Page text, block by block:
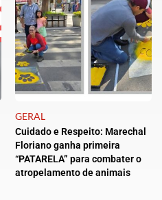
GERAL
Cuidado e Respeito: Marechal
Floriano ganha primeira
“PATARELA” para combater o
atropelamento de animais